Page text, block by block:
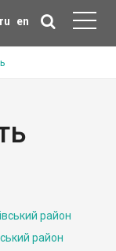
ru en
район
район